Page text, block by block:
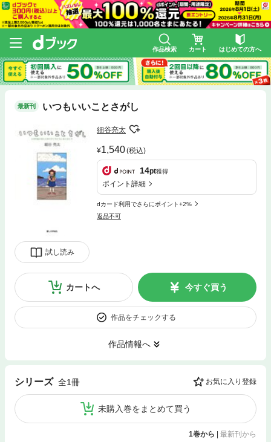
作品検索 カート はじめての方へ
最新刊 いつもいいことさがし
試し読み
細谷亮太
1,540(税込)
14pt獲得
ポイント詳細
dカード利用でさらにポイント+2%
返品不可
カートへ 今すぐ買う
作品をチェックする
作品情報へ
シリーズ 全1冊 お気に入り登録
未購入巻をまとめて買う
1巻から 最新刊から